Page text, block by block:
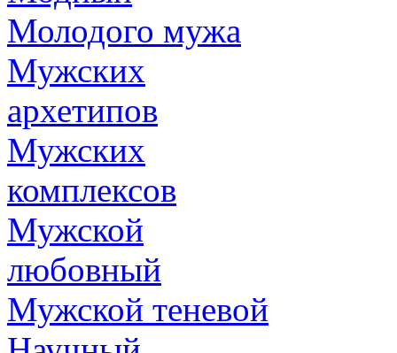
Молодого мужа
Мужских
архетипов
Мужских
комплексов
Мужской
любовный
Мужской теневой